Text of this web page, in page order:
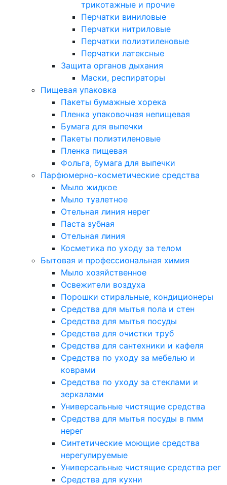
трикотажные и прочие
Перчатки виниловые
Перчатки нитриловые
Перчатки полиэтиленовые
Перчатки латексные
Защита органов дыхания
Маски, респираторы
Пищевая упаковка
Пакеты бумажные хорека
Пленка упаковочная непищевая
Бумага для выпечки
Пакеты полиэтиленовые
Пленка пищевая
Фольга, бумага для выпечки
Парфюмерно-косметические средства
Мыло жидкое
Мыло туалетное
Отельная линия нерег
Паста зубная
Отельная линия
Косметика по уходу за телом
Бытовая и профессиональная химия
Мыло хозяйственное
Освежители воздуха
Порошки стиральные, кондиционеры
Средства для мытья пола и стен
Средства для мытья посуды
Средства для очистки труб
Средства для сантехники и кафеля
Средства по уходу за мебелью и
коврами
Средства по уходу за стеклами и
зеркалами
Универсальные чистящие средства
Средства для мытья посуды в пмм
нерег
Синтетические моющие средства
нерегулируемые
Универсальные чистящие средства рег
Средства для кухни